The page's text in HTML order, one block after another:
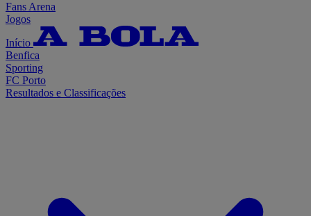
Fans Arena
Jogos
Início
Benfica
Sporting
FC Porto
Resultados e Classificações